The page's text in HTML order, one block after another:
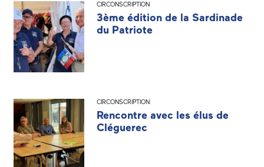
CIRCONSCRIPTION
3ème édition de la Sardinade
du Patriote
CIRCONSCRIPTION
Rencontre avec les élus de
Cléguerec